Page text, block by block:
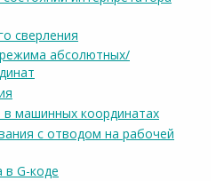
сверления
абсолютных/
машинных координатах
с отводом на рабочей
в G-коде